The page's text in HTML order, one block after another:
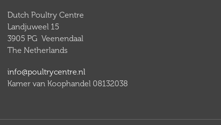
Dutch Poultry Centre
Landjuweel 15
3905 PG Veenendaal
The Netherlands
info@poultrycentre.nl
Kamer van Koophandel 08132038